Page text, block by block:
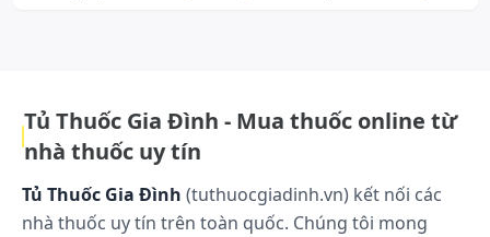
và hiện diện trong tất cả các lớp mô da và dưới da.
MedSkin Fusi rất thích hợp cho những trường hợp
nhiễm trùng da ở nông và sâu. Ngoài ra, thuốc
được bào chế dưới dạng kem, khi sử dụng không
vấy thuốc trên da, không gây bẩn.
Tủ Thuốc Gia Đình - Mua thuốc online từ
nhà thuốc uy tín
Tủ Thuốc Gia Đình (tuthuocgiadinh.vn) kết nối các
nhà thuốc uy tín trên toàn quốc. Chúng tôi mong